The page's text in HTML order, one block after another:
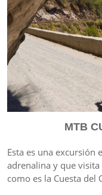
MTB
Esta es una excursión
adrenalina y que
como es la Cuesta del